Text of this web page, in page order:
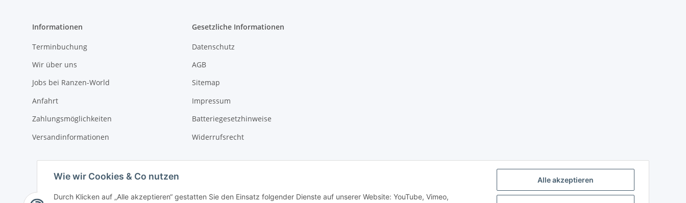
Alle akzeptieren
Wie wir Cookies & Co nutzen
Durch Klicken auf „Alle akzeptieren“ gestatten Sie den Einsatz folgender Dienste auf unserer Website: YouTube, Vimeo,
Informationen
Terminbuchung
Wir über uns
Jobs bei Ranzen-World
Anfahrt
Zahlungsmöglichkeiten
Versandinformationen
Gesetzliche Informationen
Datenschutz
AGB
Sitemap
Impressum
Batteriegesetzhinweise
Widerrufsrecht